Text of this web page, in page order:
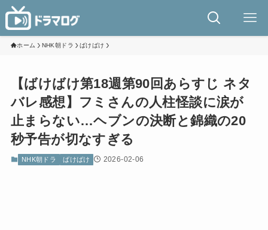
ホーム NHK朝ドラ ばけばけ
【ばけばけ第18週第90回あらすじ ネタ
バレ感想】フミさんの人柱怪談に涙が
止まらない…ヘブンの決断と錦織の20
秒予告が切なすぎる
NHK朝ドラ ばけばけ 2026-02-06